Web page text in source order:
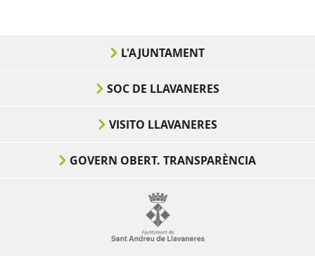
L'AJUNTAMENT
SOC DE LLAVANERES
VISITO LLAVANERES
GOVERN OBERT. TRANSPARÈNCIA